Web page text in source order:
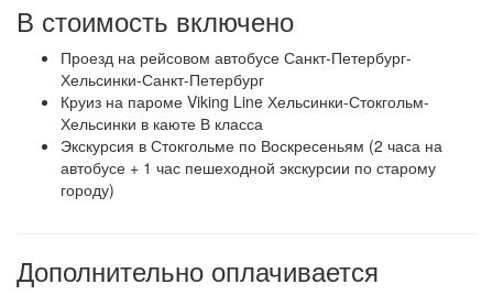
В стоимость включено
Проезд на рейсовом автобусе Санкт-Петербург-
Хельсинки-Санкт-Петербург
Круиз на пароме Viking Line Хельсинки-Стокгольм-
Хельсинки в каюте В класса
Экскурсия в Стокгольме по Воскресеньям (2 часа на
автобусе + 1 час пешеходной экскурсии по старому
городу)
Дополнительно оплачивается